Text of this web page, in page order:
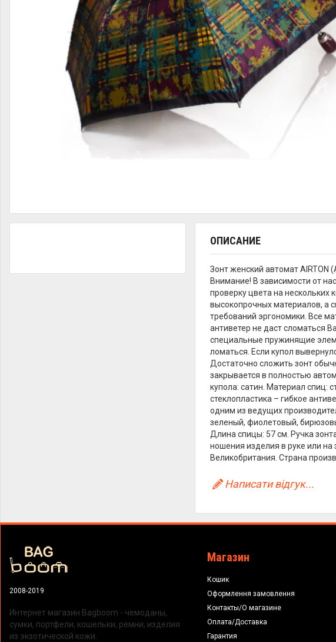
ОПИСАНИЕ
Зонт женский автомат
Внимание! В зависимости от
проверку цвета на
высокопрочных материалов, а
требований эргономики. Все
антиветер не даст сломаться
специальные пружинящие
ломаться. Если купол
Достаточно сложить зонт
закрывается в полностью
купола: сатин. Материал спиц:
стеклопластика – гибкое
одним из ведущих
зеленый, фиолетовый,
Длина спицы: 57 см. Ручка
ношения изделия в руке или на
Великобритания. Страна
Написати відгук...
2008-2019
Интернет магазин Bagboom - чемоданы,
сумки, портфели, кошельки, ремни, изделия
из экзотической кожи.
Магазин
Кошик
Оформлення замовлення
Контакты/О магазине
Оплата/Доставка
Гарантия